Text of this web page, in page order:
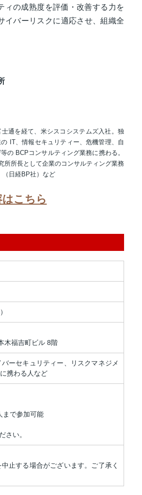
の成熟度を評価・改善する力を
イバーリスクに適応させ、組織全
通を経て、米シスコシステムズ入社。独
IT、情報セキュリティー、危機管理、自
の BCPコンサルティング業務に携わる。
所所長として企業のコンサルティング業務
（日経BP社）など
こちら
木福吉町ビル 8階
ーセキュリティー、リスクマネジメ
携わる人など
まで参加可能
さい。
止する場合がございます。ご了承く